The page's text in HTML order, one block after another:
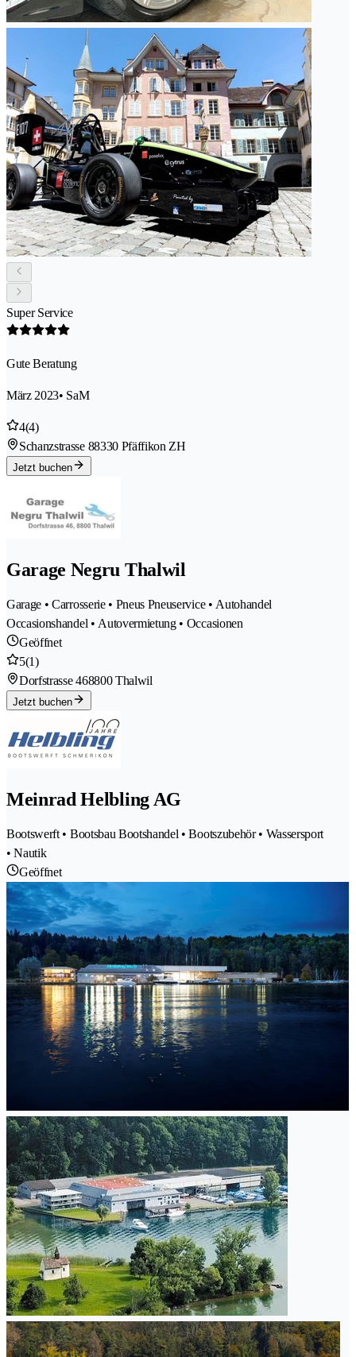
Super Service
Gute Beratung
März 2023• SaM
4(4)
Schanzstrasse 88330 Pfäffikon ZH
Jetzt buchen
Garage Negru Thalwil
Garage • Carrosserie • Pneus Pneuservice • Autohandel
Occasionshandel • Autovermietung • Occasionen
Geöffnet
5(1)
Dorfstrasse 468800 Thalwil
Jetzt buchen
Meinrad Helbling AG
Bootswerft • Bootsbau Bootshandel • Bootszubehör • Wassersport
• Nautik
Geöffnet